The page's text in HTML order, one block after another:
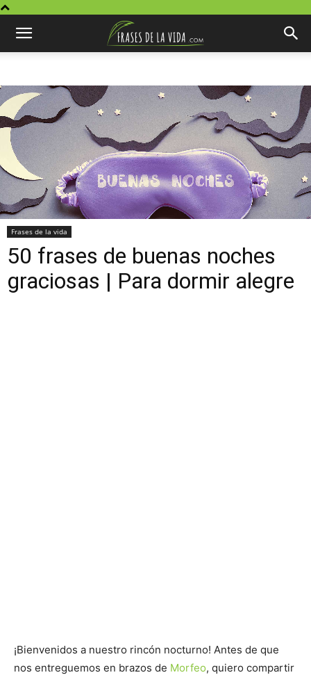
Frases de la vida
50 frases de buenas noches
graciosas | Para dormir alegre
¡Bienvenidos a nuestro rincón nocturno! Antes de que
nos entreguemos en brazos de Morfeo, quiero compartir